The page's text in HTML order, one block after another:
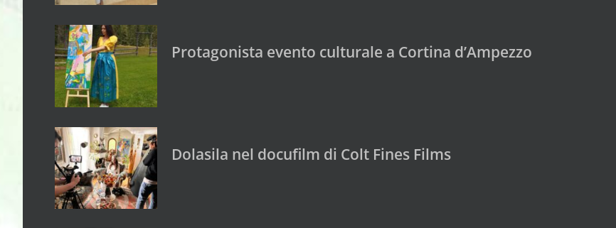
Protagonista evento culturale a Cortina d’Ampezzo
Dolasila nel docufilm di Colt Fines Films